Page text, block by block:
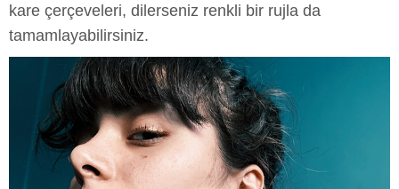
kare çerçeveleri, dilerseniz renkli bir rujla da
tamamlayabilirsiniz.